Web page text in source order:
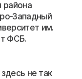
района
Западный
им.
ФСБ.
не так